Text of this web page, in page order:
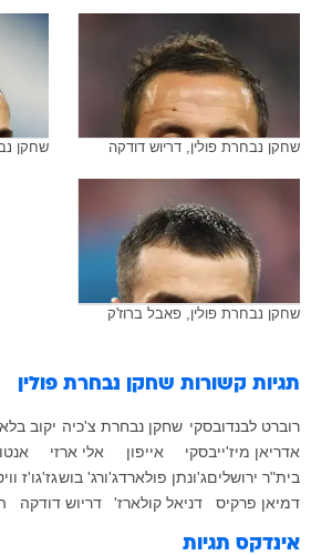
שחקן נבחרת פולין, דריוש דודקה שחקן
שחקן נבחרת פולין, פאבל ברוז'ק
תגיות קשורות שחקן נבחרת פולין
רוברט לבנדובסקי שחקן נבחרת צ'כיה יקוב
אדריאן מיז'ייבסקי
אייפון אלי ארזי
בית"ר ירושליםג'ונתן פולארדג'ורג' בושגז'גו'ז
דמיאן פרקיס
דניאל קולארז' דריוש דודקה
אינדקס תגיות